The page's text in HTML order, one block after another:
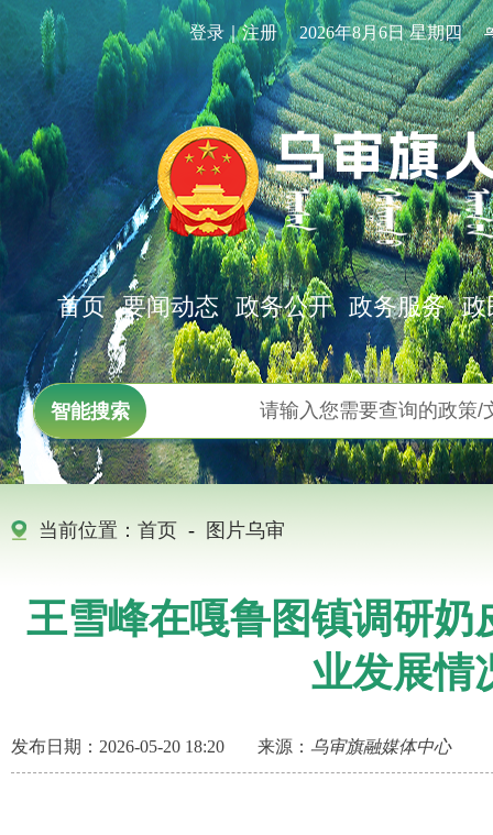
登录｜注册 2026年8月6日 星期四
首页 要闻动态 政务公开 政务服务 政
智能搜索
当前位置： 首页 - 图片乌审
王雪峰在嘎鲁图镇调研奶
业发展情
发布日期：2026-05-20 18:20 来源： 乌审旗融媒体中心